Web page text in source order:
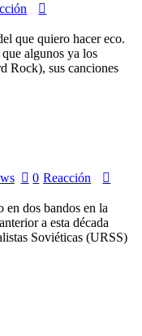
que quiero hacer eco.
algunos ya los
Rock), sus canciones
0 Reacción
en dos bandos en la
a esta década
Soviéticas (URSS)